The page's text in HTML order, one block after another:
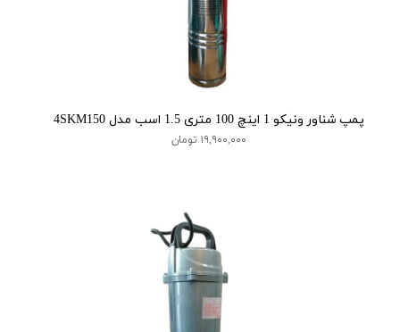
پمپ شناور ونیکو 1 اینچ 100 متری 1.5 اسب مدل 4SKM150
۱۹,۹۰۰,۰۰۰ تومان